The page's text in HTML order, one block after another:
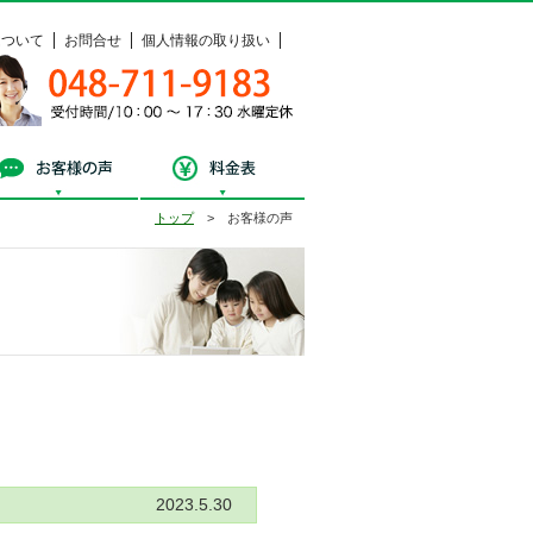
いて お問合せ 個人情報の取り扱い
048-711-9183
受付時間 / 10：00 ～ 17：30 水曜定休
相談 お客様の声
トップ> お客様の声
2023.5.30